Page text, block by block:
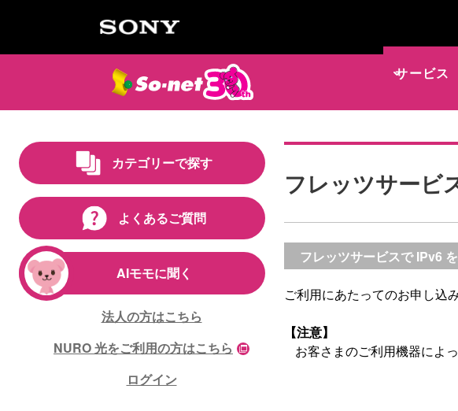
サービス
カテゴリーで探す
よくあるご質問
AIモモに聞く
法人の方はこちら
NURO 光をご利用の方はこちら
ログイン
フレッツサービ
フレッツサービスで IPv6
ご利用にあたってのお申し込
【注意】
お客さまのご利用機器によ